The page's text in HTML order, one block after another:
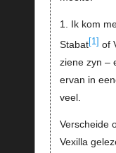
1. Ik kom
Stabat[1] of
ziene zyn –
ervan in
veel.
Verscheide
Vexilla